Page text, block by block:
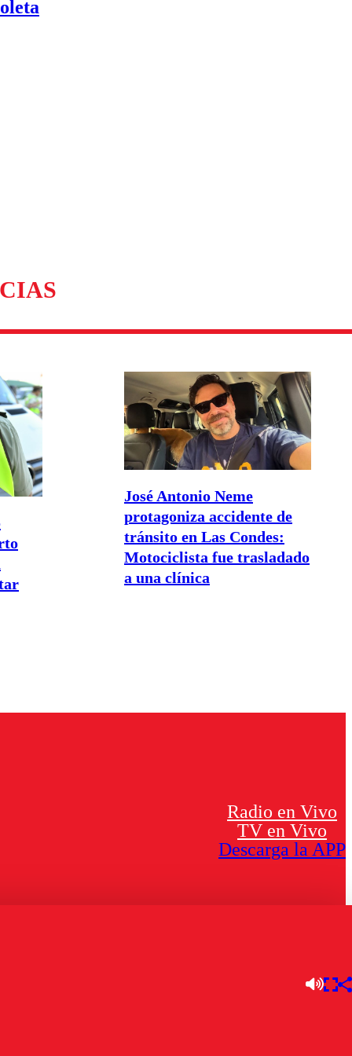
José Antonio Neme
protagoniza accidente de
tránsito en Las Condes:
Motociclista fue trasladado
a una clínica
Radio en Vivo
TV en Vivo
Descarga la APP